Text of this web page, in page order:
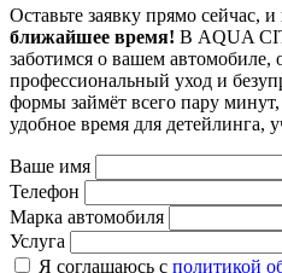
Оставьте заявку прямо сейчас, и
ближайшее время! В AQUA
заботимся о вашем автомобиле,
профессиональный уход и
формы займёт всего пару
удобное время для детейлинга,
Ваше имя
Телефон
Марка автомобиля
Услуга
Я соглашаюсь с политикой